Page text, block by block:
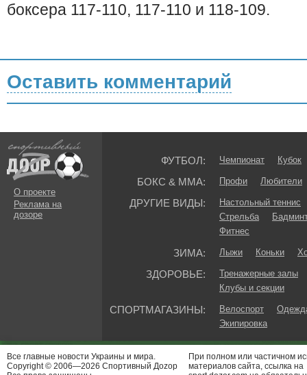
боксера 117-110, 117-110 и 118-109.
Оставить комментарий
О проекте
Реклама на
дозоре
ФУТБОЛ: Чемпионат Кубок
БОКС & ММА: Профи Любители
ДРУГИЕ ВИДЫ:
Настольный теннис
Стрельба
Фитнес
ЗИМА: Лыжи Коньки
ЗДОРОВЬЕ:
Тренажерные залы
Клубы и секции
СПОРТМАГАЗИНЫ: Велоспорт
Экипировка
Все главные новости Украины и мира.
Copyright © 2006—2026 Спортивный Доzор
При полном или частичном
материалов сайта, ссылка на